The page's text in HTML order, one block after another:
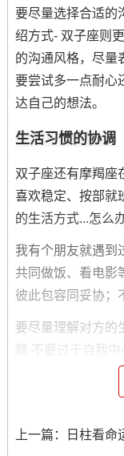
要尽量选择合适的
绍方式- 双子座则
的沟通风格，尽量
要尝试多一点耐心
达自己的想法。
生活习惯的协调
双子座还有摩羯座
喜欢稳定、按部就
的生活方式...怎么
我有个朋友就遇到
共同做饭、看电影
彼此包容同妥协；
要尽量理解对方的
题 不要过于自我中
向与方法反而不尽
上一篇： 日柱看命